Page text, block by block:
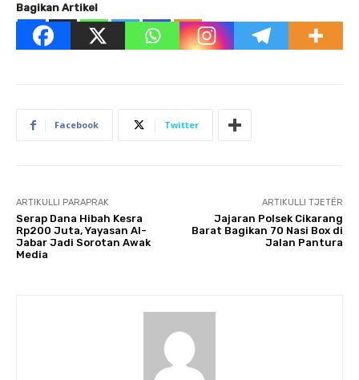
Bagikan Artikel
Facebook Twitter
ARTIKULLI PARAPRAK
Serap Dana Hibah Kesra
Rp200 Juta, Yayasan Al-
Jabar Jadi Sorotan Awak
Media
ARTIKULLI TJETËR
Jajaran Polsek Cikarang
Barat Bagikan 70 Nasi Box di
Jalan Pantura